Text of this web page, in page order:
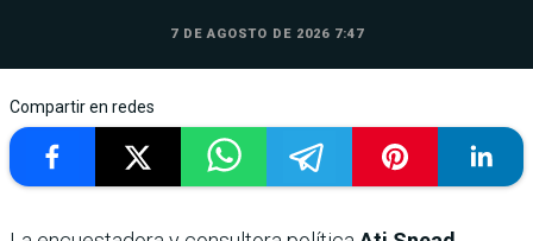
7 DE AGOSTO DE 2026 7:47
Compartir en redes